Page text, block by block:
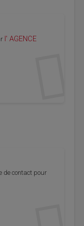
l' AGENCE
de contact pour